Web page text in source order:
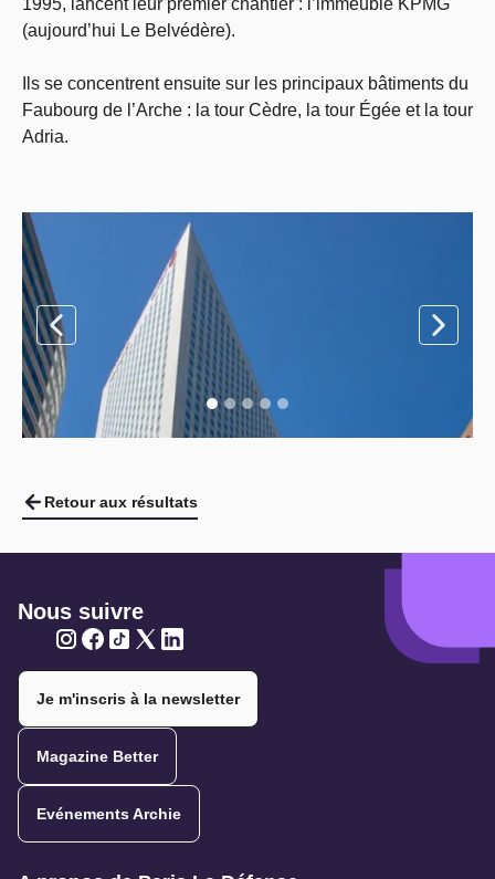
1995, lancent leur premier chantier : l’immeuble KPMG
(aujourd’hui Le Belvédère).
Ils se concentrent ensuite sur les principaux bâtiments du
Faubourg de l’Arche : la tour Cèdre, la tour Égée et la tour
Adria.
Retour aux résultats
Nous suivre
Je m'inscris à la newsletter
Magazine Better
Evénements Archie